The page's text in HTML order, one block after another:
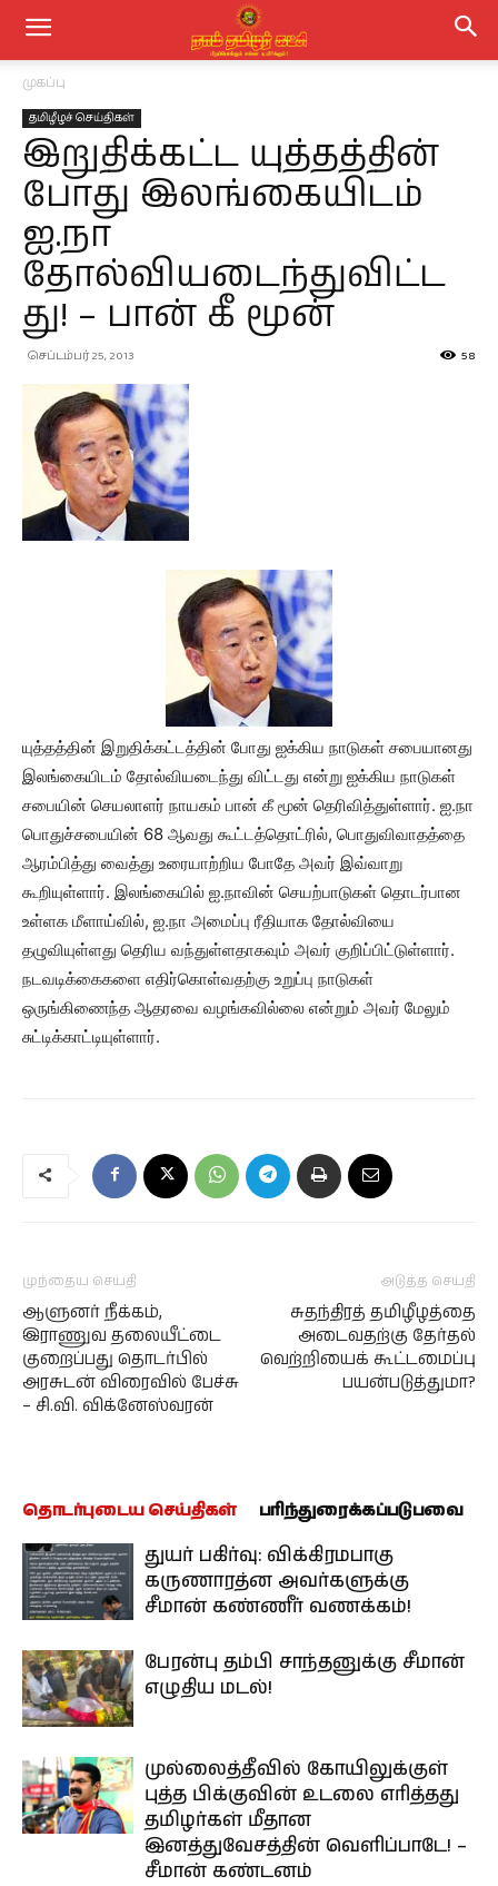
முகப்பு
தமிழீழச் செய்திகள்
இறுதிக்கட்ட யுத்தத்தின்
போது இலங்கையிடம்
ஐ.நா
தோல்வியடைந்துவிட்ட
து! – பான் கீ மூன்
செப்டம்பர் 25, 2013 58
யுத்தத்தின் இறுதிக்கட்டத்தின் போது ஐக்கிய நாடுகள் சபையானது
இலங்கையிடம் தோல்வியடைந்து விட்டது என்று ஐக்கிய நாடுகள்
சபையின் செயலாளர் நாயகம் பான் கீ மூன் தெரிவித்துள்ளார். ஐ.நா
பொதுச்சபையின் 68 ஆவது கூட்டத்தொட்ரில், பொதுவிவாதத்தை
ஆரம்பித்து வைத்து உரையாற்றிய போதே அவர் இவ்வாறு
கூறியுள்ளார். இலங்கையில் ஐ.நாவின் செயற்பாடுகள் தொடர்பான
உள்ளக மீளாய்வில், ஐ.நா அமைப்பு ரீதியாக தோல்வியை
தழுவியுள்ளது தெரிய வந்துள்ளதாகவும் அவர் குறிப்பிட்டுள்ளார்.
நடவடிக்கைகளை எதிர்கொள்வதற்கு உறுப்பு நாடுகள்
ஒருங்கிணைந்த ஆதரவை வழங்கவில்லை என்றும் அவர் மேலும்
சுட்டிக்காட்டியுள்ளார்.
முந்தைய செய்தி
ஆளுனர் நீக்கம்,
இராணுவ தலையீட்டை
குறைப்பது தொடர்பில்
அரசுடன் விரைவில் பேச்சு
– சி.வி. விக்னேஸ்வரன்
அடுத்த செய்தி
சுதந்திரத் தமிழீழத்தை
அடைவதற்கு தேர்தல்
வெற்றியைக் கூட்டமைப்பு
பயன்படுத்துமா?
தொடர்புடைய செய்திகள் பரிந்துரைக்கப்படுபவை
துயர் பகிர்வு: விக்கிரமபாகு
கருணாரத்ன அவர்களுக்கு
சீமான் கண்ணீர் வணக்கம்!
பேரன்பு தம்பி சாந்தனுக்கு சீமான்
எழுதிய மடல்!
முல்லைத்தீவில் கோயிலுக்குள்
புத்த பிக்குவின் உடலை எரித்தது
தமிழர்கள் மீதான
இனத்துவேசத்தின் வெளிப்பாடே! –
சீமான் கண்டனம்